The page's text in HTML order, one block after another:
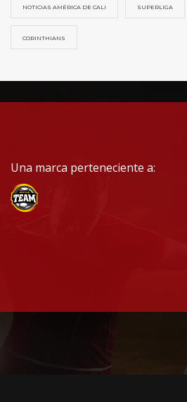
NOTICIAS AMÉRICA DE CALI SUPERLIGA
CORINTHIANS
Una marca perteneciente a: